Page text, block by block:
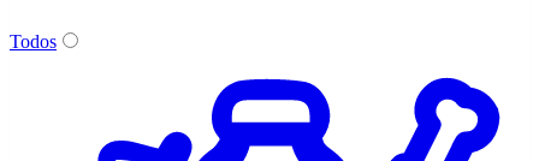
Todos